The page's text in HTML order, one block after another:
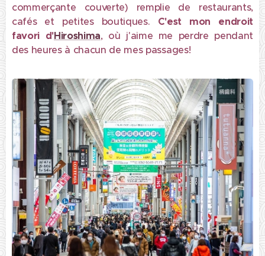
commerçante couverte) remplie de restaurants,
cafés et petites boutiques. C'est mon endroit
favori d'Hiroshima, où j'aime me perdre pendant
des heures à chacun de mes passages!